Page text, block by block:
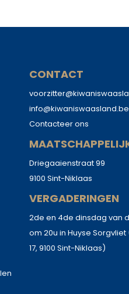
CONTACT
info@kiwaniswaasland.be
Contacteer ons
Driegaaienstraat 99
9100 Sint-Niklaas
VERGADERINGEN
2de en 4de dinsdag van
om 20u in Huyse
17, 9100 Sint-Niklaas)